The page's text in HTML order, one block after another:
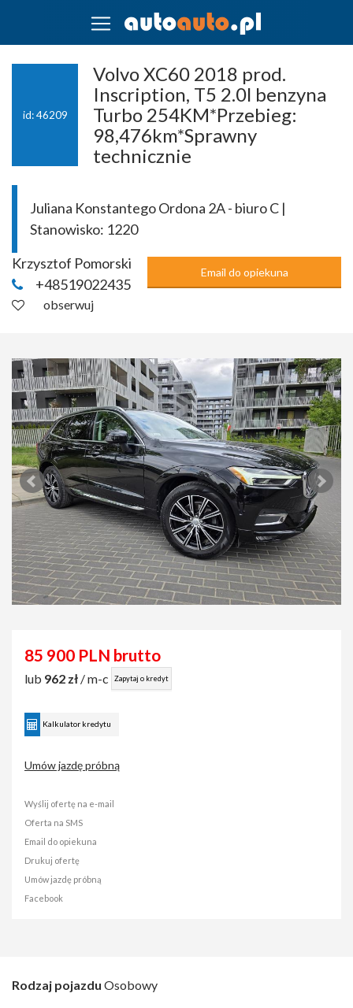
id: 46209
Volvo XC60 2018 prod.
Inscription, T5 2.0l benzyna
Turbo 254KM*Przebieg:
98,476km*Sprawny
technicznie
Juliana Konstantego Ordona 2A - biuro C |
Stanowisko: 1220
Krzysztof Pomorski
+48519022435
Email do opiekuna
obserwuj
85 900 PLN brutto
lub 962 zł / m-c Zapytaj o kredyt
Kalkulator kredytu
Umów jazdę próbną
Wyślij ofertę na e-mail
Oferta na SMS
Email do opiekuna
Drukuj ofertę
Umów jazdę próbną
Facebook
Rodzaj pojazdu Osobowy